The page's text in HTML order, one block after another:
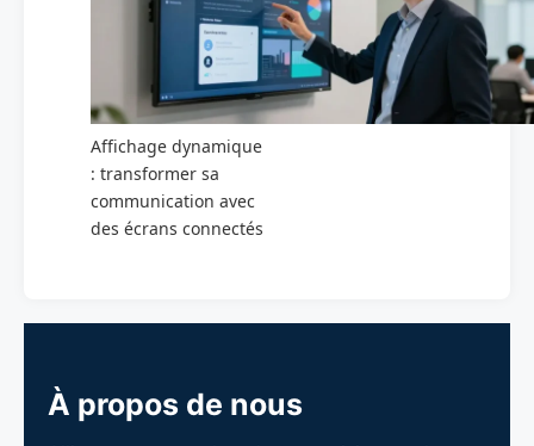
Affichage dynamique
: transformer sa
communication avec
des écrans connectés
À propos de nous